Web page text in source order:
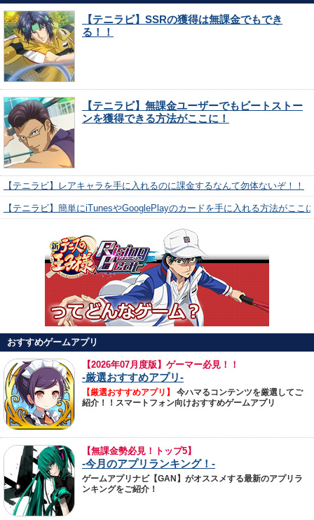
【テニラビ】SSRの獲得は無課金でもでき
る！！
【テニラビ】無課金ユーザーでもビートストー
ンを獲得できる方法がここに！
【テニラビ】レアキャラを手に入れるのに課金するなんて勿体ないぞ！！
【テニラビ】簡単にiTunesやGooglePlayのカードを手に入れる方法がここ
おすすめゲームアプリ
【2026年07月度版】ゲーマー必見！！
-厳選おすすめアプリ-
【厳選おすすめアプリ】
今ハマるコンテンツを厳選してご
紹介！！スマートフォン向けおすすめゲームアプリ
【無課金勢必見！トップ5】
-今月のアプリランキング！-
ゲームアプリナビ【GAN】がオススメする最新のアプリラ
ンキングをご紹介！